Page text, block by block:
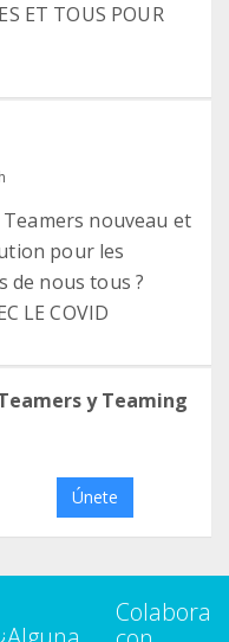
ET TOUS POUR
nouveau et
pour les
de nous tous ?
LE COVID
y Teaming
Únete
Colabora